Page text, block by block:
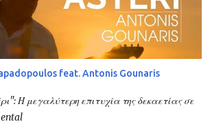
feat. Antonis Gounaris
Η μεγαλύτερη επιτυχία της δεκαετίας σε